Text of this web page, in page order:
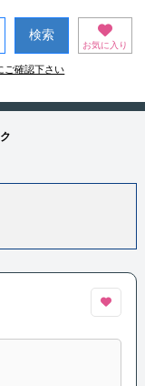
お気に入り
ご確認下さい